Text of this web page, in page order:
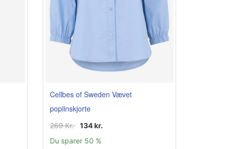
Cellbes of Sweden Vævet
poplinskjorte
269 Kr. 134 kr.
Du sparer 50 %